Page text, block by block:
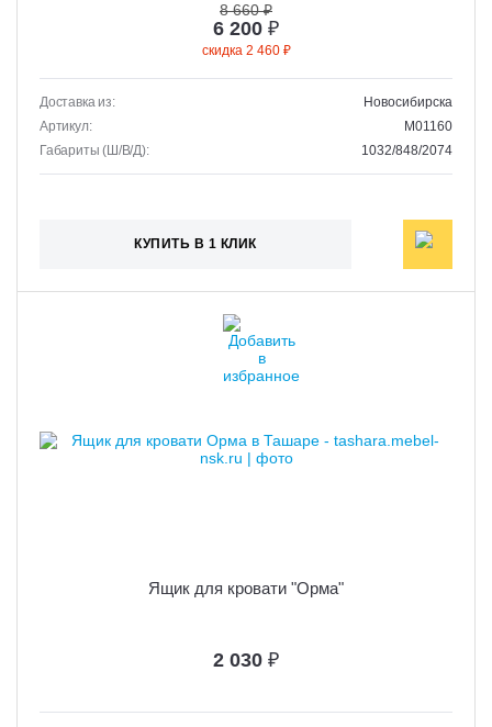
8 660 ₽
6 200 ₽
скидка 2 460 ₽
Доставка из:
Новосибирска
Артикул:
M01160
Габариты (Ш/В/Д):
1032/848/2074
КУПИТЬ В 1 КЛИК
Ящик для кровати "Орма"
2 030 ₽